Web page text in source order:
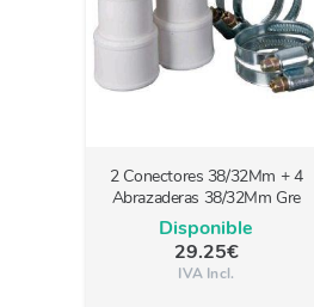
2 Conectores 38/32Mm + 4
Abrazaderas 38/32Mm Gre
Disponible
29.25€
IVA Incl.